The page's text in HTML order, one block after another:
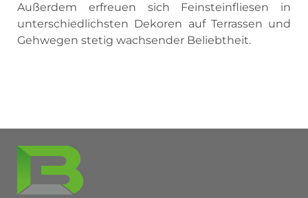
Außerdem erfreuen sich Feinsteinfliesen in
unterschiedlichsten Dekoren auf Terrassen und
Gehwegen stetig wachsender Beliebtheit.